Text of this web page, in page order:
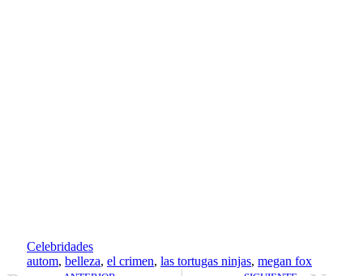
Celebridades
autom, belleza, el crimen, las tortugas ninjas, megan fox